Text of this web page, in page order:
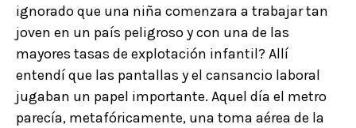
ignorado que una niña comenzara a trabajar tan
joven en un país peligroso y con una de las
mayores tasas de explotación infantil? Allí
entendí que las pantallas y el cansancio laboral
jugaban un papel importante. Aquel día el metro
parecía, metafóricamente, una toma aérea de la